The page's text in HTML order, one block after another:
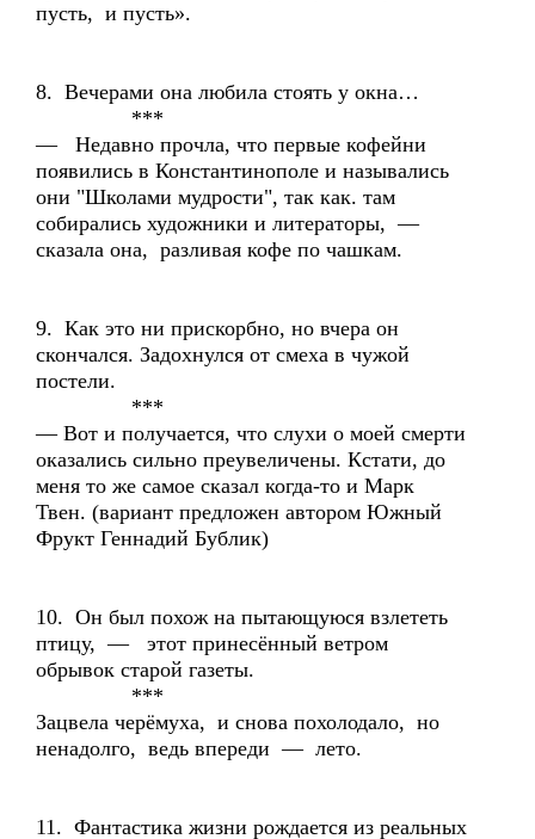
пусть, и пусть».
8. Вечерами она любила стоять у окна…
***
— Недавно прочла, что первые кофейни
появились в Константинополе и назывались
они "Школами мудрости", так как. там
собирались художники и литераторы, —
сказала она, разливая кофе по чашкам.
9. Как это ни прискорбно, но вчера он
скончался. Задохнулся от смеха в чужой
постели.
***
— Вот и получается, что слухи о моей смерти
оказались сильно преувеличены. Кстати, до
меня то же самое сказал когда-то и Марк
Твен. (вариант предложен автором Южный
Фрукт Геннадий Бублик)
10. Он был похож на пытающуюся взлететь
птицу, — этот принесённый ветром
обрывок старой газеты.
***
Зацвела черёмуха, и снова похолодало, но
ненадолго, ведь впереди — лето.
11. Фантастика жизни рождается из реальных